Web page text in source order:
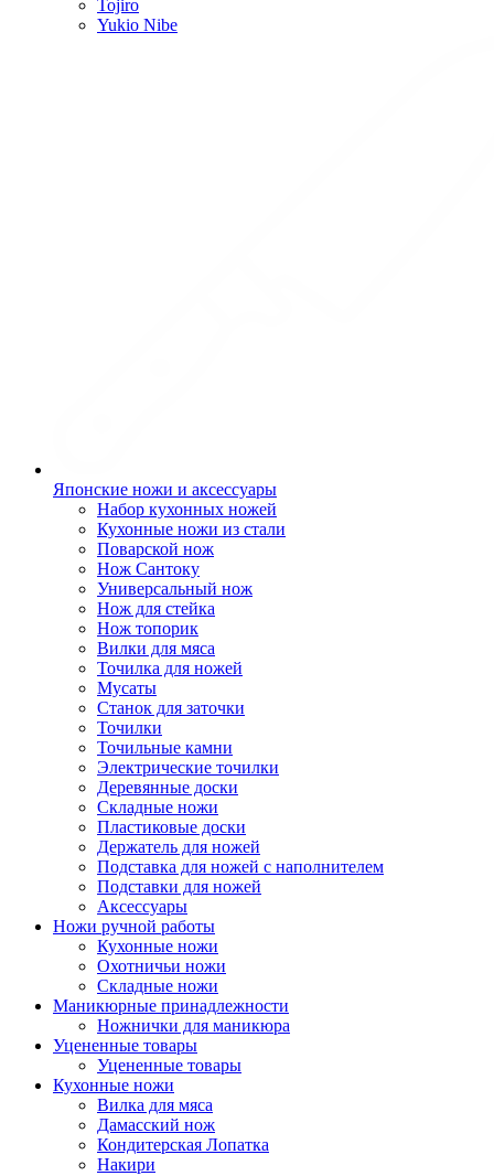
Tojiro
Yukio Nibe
Японские ножи и аксессуары
Набор кухонных ножей
Кухонные ножи из стали
Поварской нож
Нож Сантоку
Универсальный нож
Нож для стейка
Нож топорик
Вилки для мяса
Точилка для ножей
Мусаты
Станок для заточки
Точилки
Точильные камни
Электрические точилки
Деревянные доски
Складные ножи
Пластиковые доски
Держатель для ножей
Подставка для ножей с наполнителем
Подставки для ножей
Аксессуары
Ножи ручной работы
Кухонные ножи
Охотничьи ножи
Складные ножи
Маникюрные принадлежности
Ножнички для маникюра
Уцененные товары
Уцененные товары
Кухонные ножи
Вилка для мяса
Дамасский нож
Кондитерская Лопатка
Накири